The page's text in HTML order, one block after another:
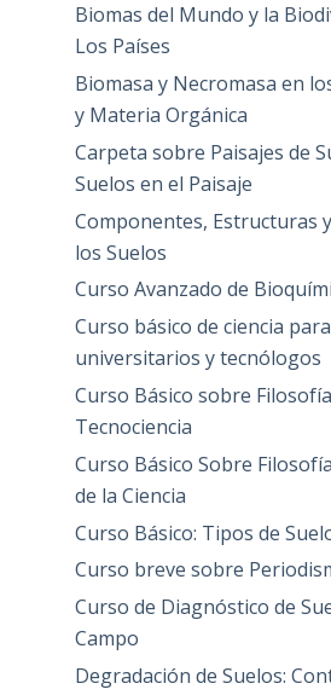
Biomas del Mundo y la
Los Países
Biomasa y Necromasa en
y Materia Orgánica
Carpeta sobre Paisajes de
Suelos en el Paisaje
Componentes, Estructuras
los Suelos
Curso Avanzado de
Curso básico de ciencia
universitarios y tecnólogos
Curso Básico sobre
Tecnociencia
Curso Básico Sobre
de la Ciencia
Curso Básico: Tipos de
Curso breve sobre
Curso de Diagnóstico de
Campo
Degradación de Suelos: